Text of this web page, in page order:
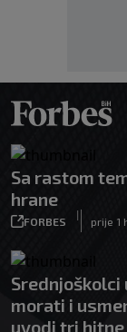
Sa rastom
hrane
FORBES
|
prije 1
Srednjoškolci
morati i
uvodi tri